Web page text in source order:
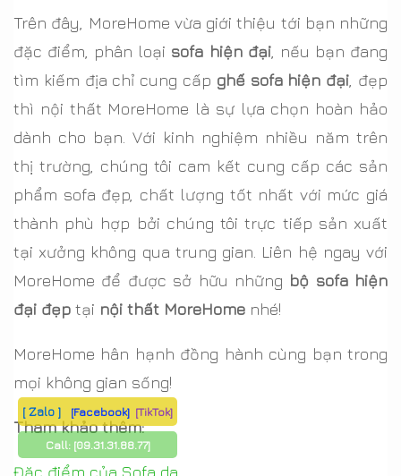
Trên đây, MoreHome vừa giới thiệu tới bạn những
đặc điểm, phân loại sofa hiện đại, nếu bạn đang
tìm kiếm địa chỉ cung cấp ghế sofa hiện đại, đẹp
thì nội thất MoreHome là sự lựa chọn hoàn hảo
dành cho bạn. Với kinh nghiệm nhiều năm trên
thị trường, chúng tôi cam kết cung cấp các sản
phẩm sofa đẹp, chất lượng tốt nhất với mức giá
thành phù hợp bởi chúng tôi trực tiếp sản xuất
tại xưởng không qua trung gian. Liên hệ ngay với
MoreHome để được sở hữu những bộ sofa hiện
đại đẹp tại nội thất MoreHome nhé!
MoreHome hân hạnh đồng hành cùng bạn trong
mọi không gian sống!
Tham khảo thêm:
[ Zalo ] [Facebook] [TikTok]
Call: [09.31.31.88.77]